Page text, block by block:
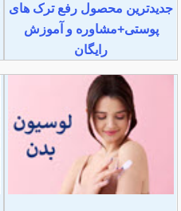
جدیدترین محصول رفع ترک های
پوستی+مشاوره و آموزش
رایگان